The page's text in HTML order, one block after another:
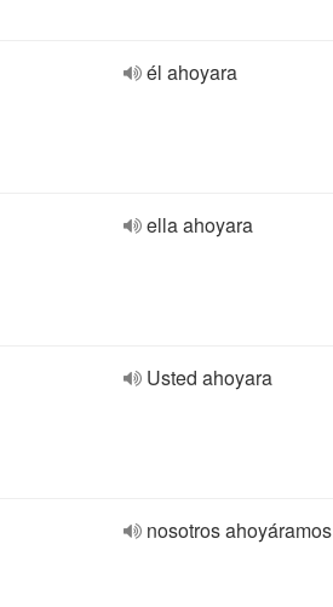
él ahoyara
ella ahoyara
Usted ahoyara
nosotros ahoyáramos